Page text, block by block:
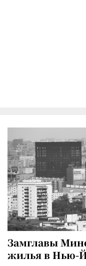
Замглавы
жилья в Нью-